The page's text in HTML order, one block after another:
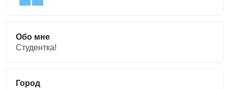
Обо мне
Студентка!
Город